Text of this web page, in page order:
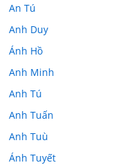
An Tú
Anh Duy
Ánh Hồ
Anh Minh
Anh Tú
Anh Tuấn
Anh Tuù
Ánh Tuyết